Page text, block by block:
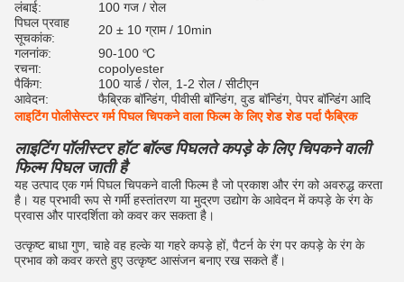
लंबाई:
100 गज / रोल
पिघल प्रवाह
सूचकांक:
20 ± 10 ग्राम / 10min
गलनांक:
90-100 ℃
रचना:
copolyester
पैकिंग:
100 यार्ड / रोल, 1-2 रोल / सीटीएन
आवेदन:
फैब्रिक बॉन्डिंग, पीवीसी बॉन्डिंग, वुड बॉन्डिंग, पेपर बॉन्डिंग आदि
लाइटिंग पोलीसेस्टर गर्म पिघल चिपकने वाला फिल्म के लिए शेड शेड पर्दा फैब्रिक
लाइटिंग पॉलीस्टर हॉट बॉल्ड पिघलते कपड़े के लिए चिपकने वाली
फिल्म पिघल जाती है
यह उत्पाद एक गर्म पिघल चिपकने वाली फिल्म है जो प्रकाश और रंग को अवरुद्ध करता
है। यह प्रभावी रूप से गर्मी हस्तांतरण या मुद्रण उद्योग के आवेदन में कपड़े के रंग के
प्रवास और पारदर्शिता को कवर कर सकता है।
उत्कृष्ट बाधा गुण, चाहे वह हल्के या गहरे कपड़े हों, पैटर्न के रंग पर कपड़े के रंग के
प्रभाव को कवर करते हुए उत्कृष्ट आसंजन बनाए रख सकते हैं।